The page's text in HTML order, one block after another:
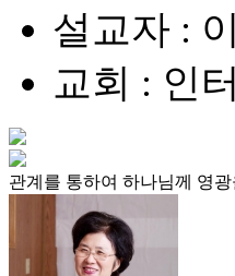
설교자 :
교회 : 인
관계를 통하여 하나님께 영